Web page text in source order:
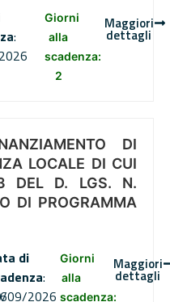
:
Giorni
alla
scadenza:
2
Maggiori
dettagli
DI
LOCALE DI CUI
DEL D. LGS. N.
DI PROGRAMMA
di
:
09/2026
Giorni
alla
scadenza:
Maggiori
dettagli